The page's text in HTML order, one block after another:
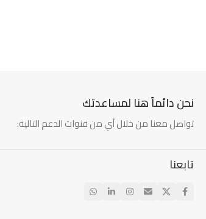
نحن دائماً هنا لمساعدتك
تواصل معنا من خلال أي من قنوات الدعم التالية:
تابعنا